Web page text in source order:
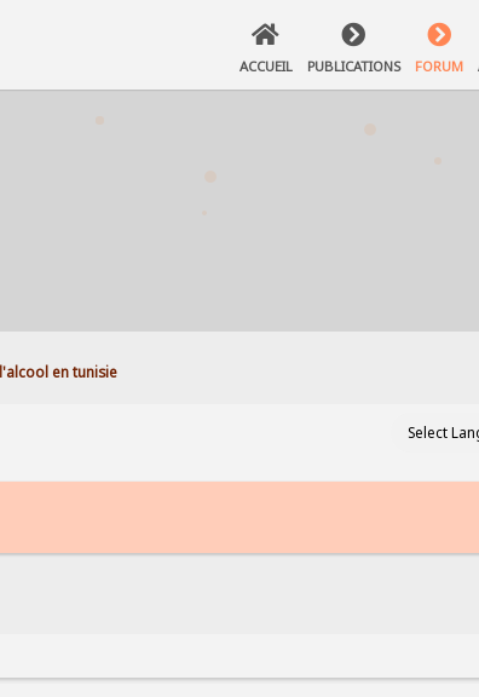
ACCUEIL PUBLICATIONS FORUM
l'alcool en tunisie